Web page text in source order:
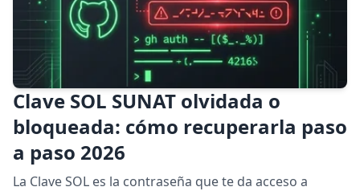
Clave SOL SUNAT olvidada o
bloqueada: cómo recuperarla paso
a paso 2026
La Clave SOL es la contraseña que te da acceso a